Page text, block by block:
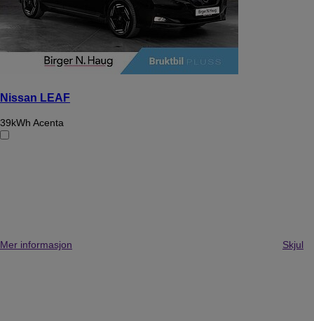
Nissan LEAF
39kWh Acenta
Mer informasjon Skjul